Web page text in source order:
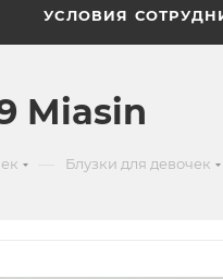
УСЛОВИЯ
Miasin
Блузки для девочек